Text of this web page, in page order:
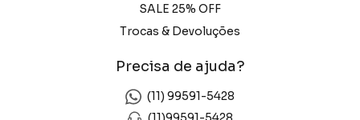
SALE 25% OFF
Trocas & Devoluções
Precisa de ajuda?
(11) 99591-5428